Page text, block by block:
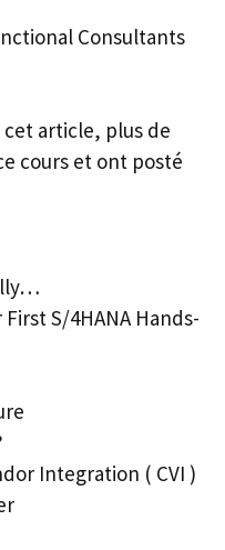
Consultants
cet article, plus de
cours et ont posté
S/4HANA Hands-
Integration ( CVI )